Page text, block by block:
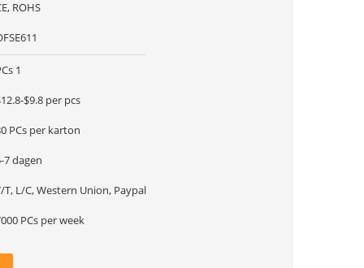
ROHS
1
$9.8 per pcs
PCs per karton
7 dagen
T, L/C, Western Union, Paypal
PCs per week